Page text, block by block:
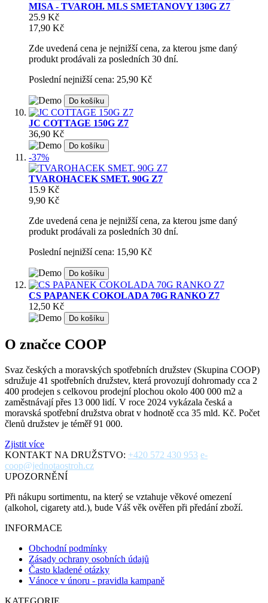
MISA - TVAROH. MLS SMETANOVY 130G Z7
25.9 Kč
17,90 Kč
Zde uvedená cena je nejnižší cena, za kterou jsme daný
produkt prodávali za posledních 30 dní.
Poslední nejnižší cena: 25,90 Kč
Do košíku
JC COTTAGE 150G Z7
36,90 Kč
Do košíku
-37%
TVAROHACEK SMET. 90G Z7
15.9 Kč
9,90 Kč
Zde uvedená cena je nejnižší cena, za kterou jsme daný
produkt prodávali za posledních 30 dní.
Poslední nejnižší cena: 15,90 Kč
Do košíku
CS PAPANEK COKOLADA 70G RANKO Z7
12,50 Kč
Do košíku
O značce COOP
Svaz českých a moravských spotřebních družstev (Skupina COOP)
sdružuje 41 spotřebních družstev, která provozují dohromady cca 2
400 prodejen s celkovou prodejní plochou okolo 400 000 m2 a
zaměstnávají přes 13 000 lidí. V roce 2024 vykázala česká a
moravská spotřební družstva obrat v hodnotě cca 35 mld. Kč. Počet
členů družstev je téměř 91 000.
Zjistit více
KONTAKT NA DRUŽSTVO: +420 572 430 953 e-
coop@jednotaostroh.cz
UPOZORNĚNÍ
Při nákupu sortimentu, na který se vztahuje věkové omezení
(alkohol, cigarety atd.), bude Váš věk ověřen při předání zboží.
INFORMACE
Obchodní podmínky
Zásady ochrany osobních údajů
Často kladené otázky
Vánoce v únoru - pravidla kampaně
KATEGORIE